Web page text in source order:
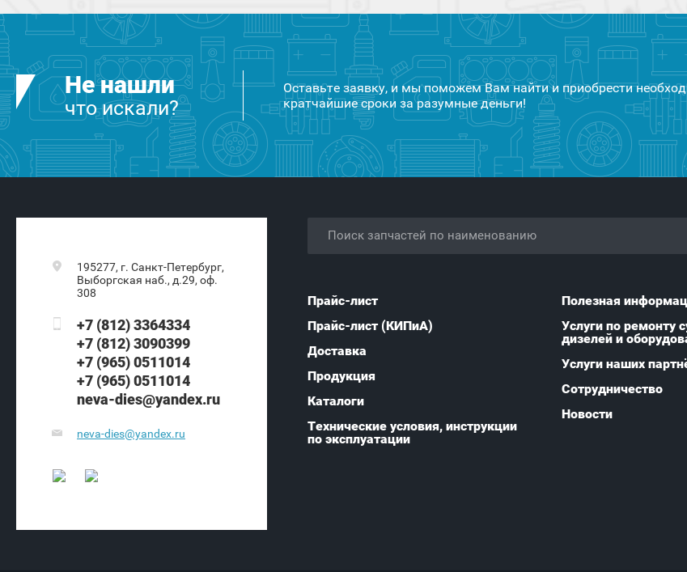
Не нашли
что искали?
Оставьте заявку, и мы поможем Вам найти и приобрести
кратчайшие сроки за разумные деньги!
195277, г. Санкт-Петербург,
Выборгская наб., д.29, оф.
308
+7 (812) 3364334
+7 (812) 3090399
+7 (965) 0511014
+7 (965) 0511014
neva-dies@yandex.ru
neva-dies@yandex.ru
Прайс-лист
Прайс-лист (КИПиА)
Доставка
Продукция
Каталоги
Технические условия, инструкции
по эксплуатации
Полезная
Услуги по ремонту
дизелей и
Услуги наших
Сотрудничество
Новости